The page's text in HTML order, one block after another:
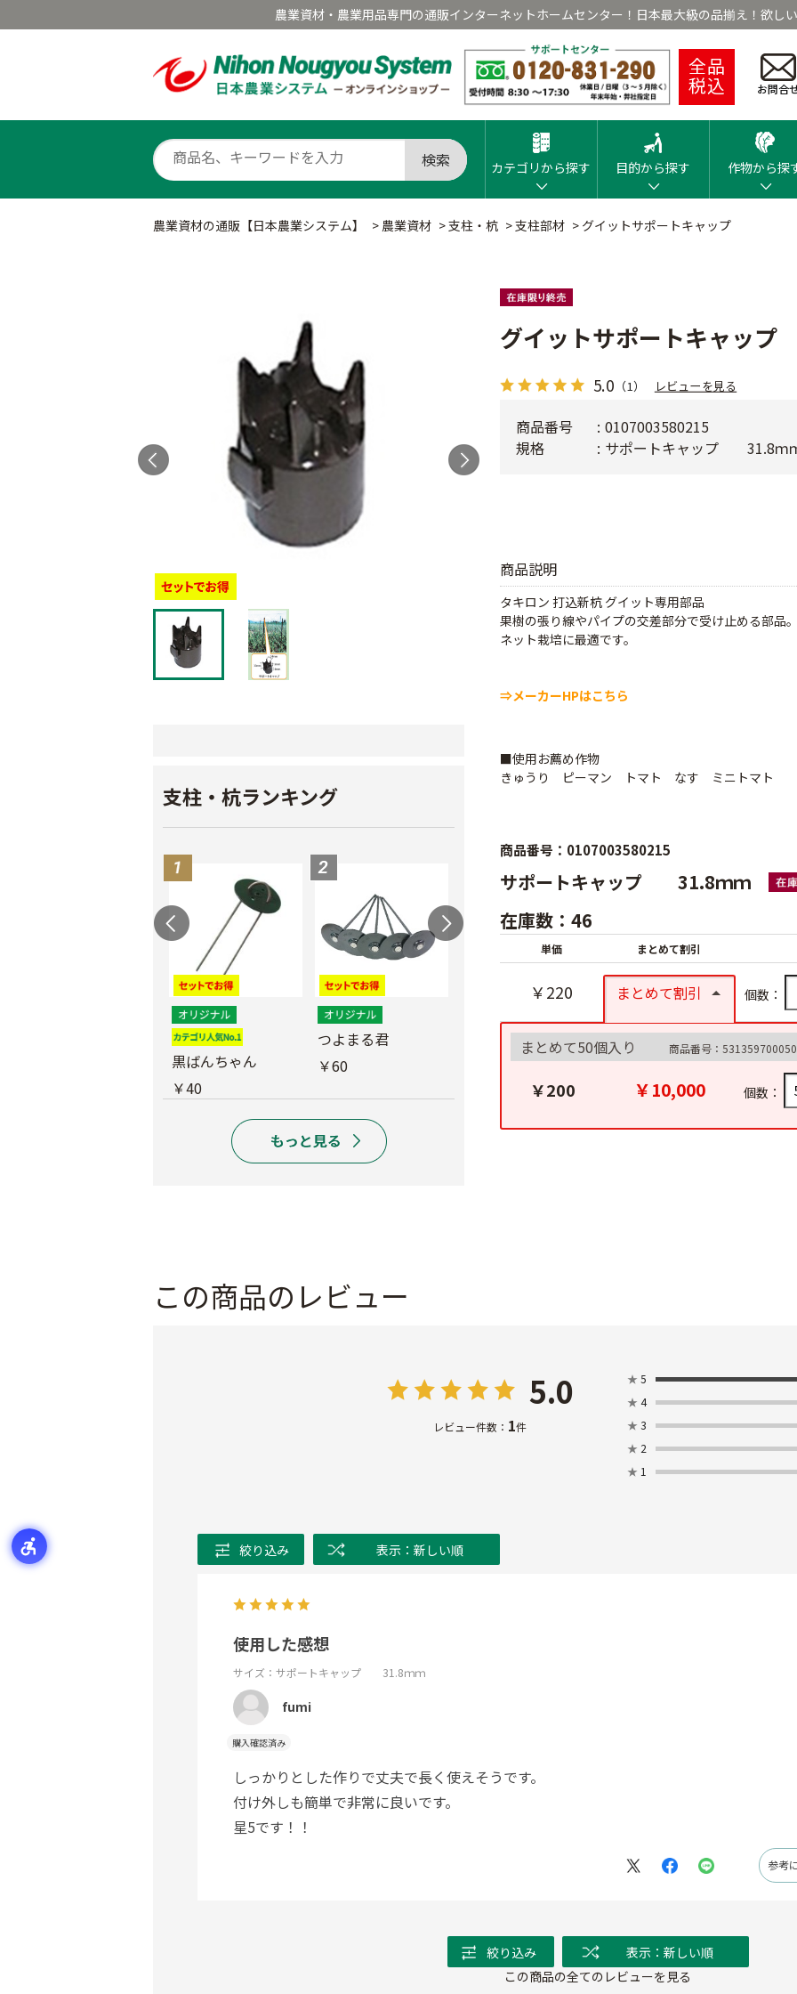
農業資材・農業用品専門の通販インターネットホームセンター！日本最大級の品揃え！欲しい
全品
税込 お問合
検索 カテゴリから探す 目的から探す 作物から探
農業資材の通販【日本農業システム】 > 農業資材 >支柱・杭 >支柱部材 > グイットサポートキャップ
支柱・杭ランキング
黒ばんちゃん
￥40
つよまる君
￥60
AGトンネル支柱
￥10,850
￥20
プラ杭
￥90
グイットサポートキャップ
5.0 （1） レビューを見る
商品説明
タキロン 打込新杭 グイット専用部品
果樹の張り線やパイプの交差部分で受け止める部品。
ネット栽培に最適です。
⇒メーカーHPはこちら
■使用お薦め作物
きゅうり ピーマン トマト なす ミニトマト
商品番号
0107003580215
規格
サポートキャップ 31.8ｍ
商品番号：0107003580215
サポートキャップ 31.8ｍｍ
在庫数：46
単価 まとめて割引
￥220 まとめて割引 個数：
まとめて50個入り 商品番号：
￥200 ￥10,000 個数：
この商品のレビュー
5.0
レビュー件数： 1件
★ 5
★ 4
★ 3
★ 2
★ 1
絞り込み 表示：新しい順
使用した感想
サイズ：サポートキャップ 31.8ｍｍ
fumi
購入確認済み
しっかりとした作りで丈夫で長く使えそうです。
付け外しも簡単で非常に良いです。
星5です！！
参考
絞り込み
表示：新しい順
この商品の全てのレビューを見る